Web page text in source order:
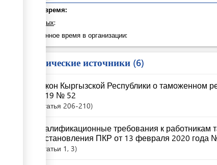
Общее время:
из которых:
Затраченное время в организации:
Юридические источники 6
Закон Кыргызской Республики о таможенном
2019 № 52
Статья 206-210
Квалификационные требования к работникам
постановления ПКР от 13 февраля 2020 года
Статьи 1, 3